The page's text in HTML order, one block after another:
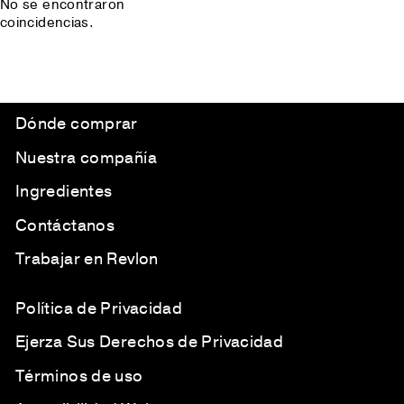
No se encontraron
coincidencias.
Dónde comprar
Nuestra compañía
Ingredientes
Contáctanos
Trabajar en Revlon
Política de Privacidad
Ejerza Sus Derechos de Privacidad
Términos de uso